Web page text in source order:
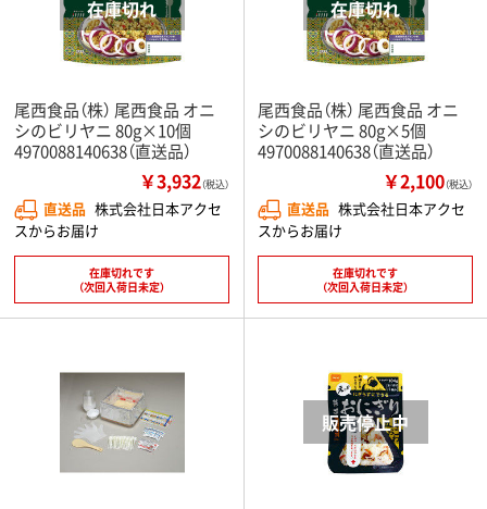
尾西食品（株） 尾西食品 オニ
シのビリヤニ 80g×10個
4970088140638（直送品）
￥3,932（税込）
直送品 株式会社日本アクセ
スからお届け
在庫切れです
（次回入荷日未定）
尾西食品（株） 尾西食品 オニ
シのビリヤニ 80g×5個
4970088140638（直送品）
￥2,100（税込）
直送品 株式会社日本アクセ
スからお届け
在庫切れです
（次回入荷日未定）